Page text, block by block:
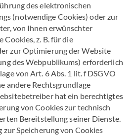
des elektronischen
(notwendige Cookies) oder zur
von Ihnen erwünschter
z. B. für die
zur Optimierung der Website
des Webpublikums) erforderlich
von Art. 6 Abs. 1 lit. f DSGVO
andere Rechtsgrundlage
hat ein berechtigtes
von Cookies zur technisch
Bereitstellung seiner Dienste.
Speicherung von Cookies